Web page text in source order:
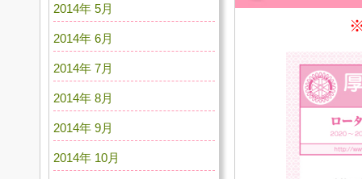
2014年 5月
2014年 6月
2014年 7月
2014年 8月
2014年 9月
2014年 10月